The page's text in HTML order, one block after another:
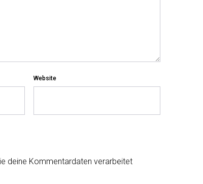
Website
deine Kommentardaten verarbeitet